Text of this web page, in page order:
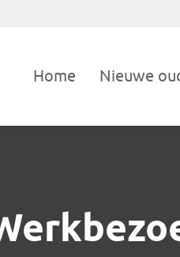
Home Nieuwe